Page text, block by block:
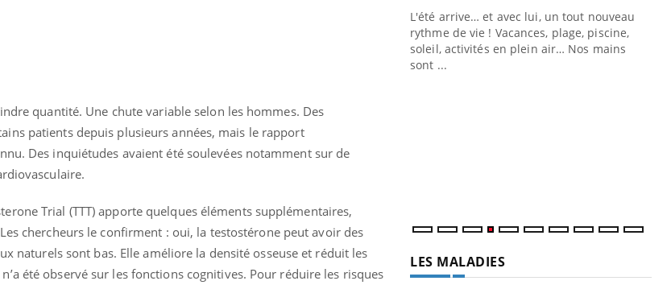
quantité. Une chute variable selon les hommes. Des
patients depuis plusieurs années, mais le rapport
Des inquiétudes avaient été soulevées notamment sur de
Trial (TTT) apporte quelques éléments supplémentaires,
chercheurs le confirment : oui, la testostérone peut avoir des
naturels sont bas. Elle améliore la densité osseuse et réduit les
été observé sur les fonctions cognitives. Pour réduire les risques
L'été arrive… et avec lui, un tout nouveau
rythme de vie ! Vacances, plage, piscine,
soleil, activités en plein air… Nos mains
sont ...
LES MALADIES